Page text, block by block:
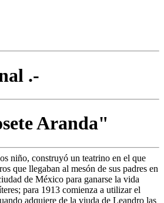
.-
Aranda"
niño, construyó un teatrino en el que
que llegaban al mesón de sus padres en
de México para ganarse la vida
para 1913 comienza a utilizar el
adquiere de la viuda de Leandro las